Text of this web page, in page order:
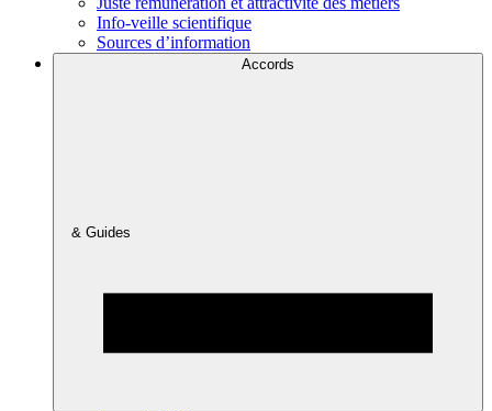
Info-veille scientifique
Sources d’information
Accords
& Guides